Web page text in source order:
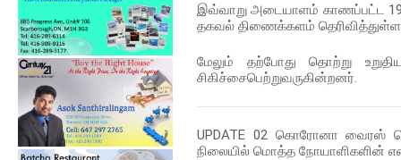
இவ்வாறு அடையாளம் காணப்பட்ட 19
தகவல் திணைக்களம்
மேலும் தற்போது தொற்று
சிகிச்சைபெற்றுவருகின்றனர்.
UPDATE 02கொரோனா வைரஸ்
நிலையில் மொத்த நோயாளிகளின்